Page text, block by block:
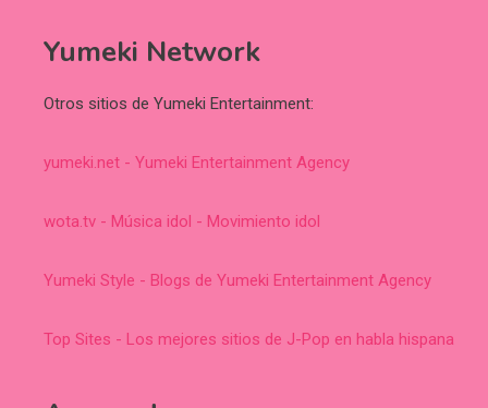
Yumeki Network
Otros sitios de Yumeki Entertainment:
yumeki.net - Yumeki Entertainment Agency
wota.tv - Música idol - Movimiento idol
Yumeki Style - Blogs de Yumeki Entertainment Agency
Top Sites - Los mejores sitios de J-Pop en habla hispana